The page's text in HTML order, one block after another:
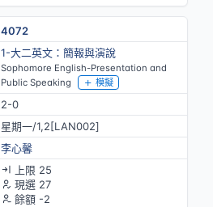
4072
1-大二英文：簡報與演說
Sophomore English-Presentation and
Public Speaking
模擬
2-0
星期一/1,2[LAN002]
李心馨
上限 25
現選 27
餘額 -2